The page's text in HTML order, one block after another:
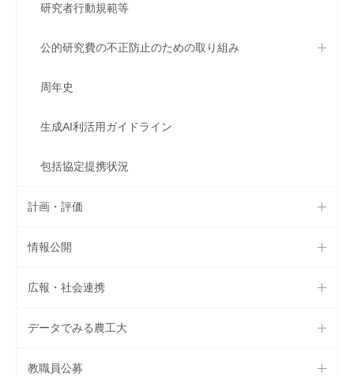
研究者行動規範等
公的研究費の不正防止のための取り組み
周年史
生成AI利活用ガイドライン
包括協定提携状況
計画・評価
情報公開
広報・社会連携
データでみる農工大
教職員公募